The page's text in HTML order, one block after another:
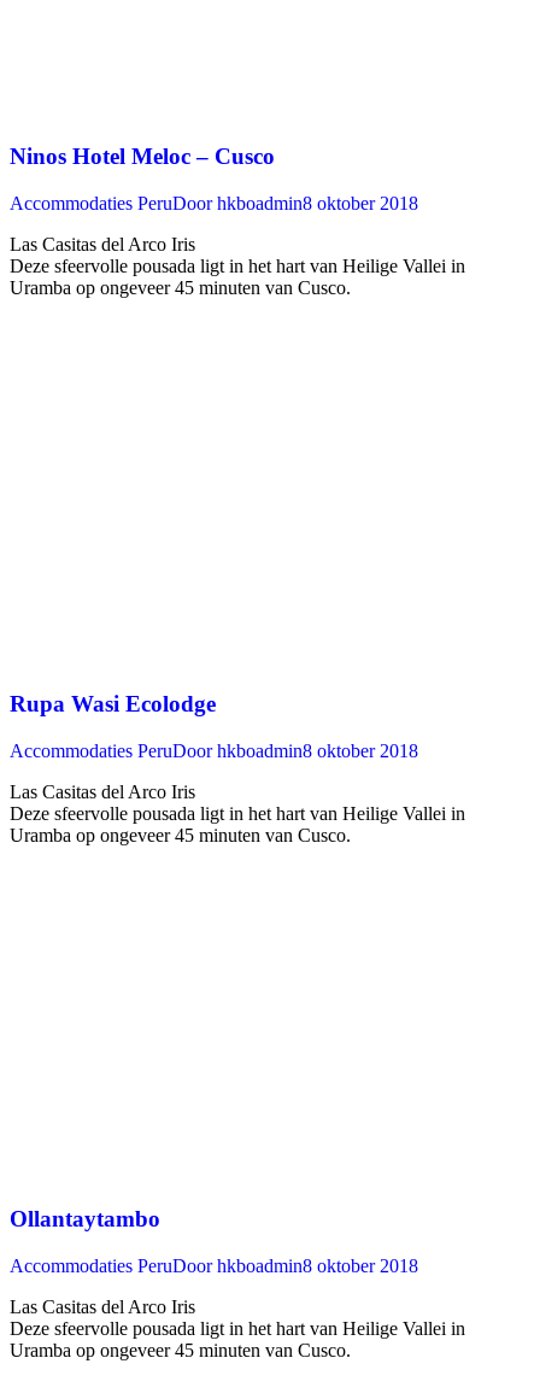
Ninos Hotel Meloc – Cusco
Accommodaties PeruDoorhkboadmin8 oktober 2018
Las Casitas del Arco Iris
Deze sfeervolle pousada ligt in het hart van Heilige Vallei in
Uramba op ongeveer 45 minuten van Cusco. ‍
Rupa Wasi Ecolodge
Accommodaties PeruDoorhkboadmin8 oktober 2018
Las Casitas del Arco Iris
Deze sfeervolle pousada ligt in het hart van Heilige Vallei in
Uramba op ongeveer 45 minuten van Cusco. ‍
Ollantaytambo
Accommodaties PeruDoorhkboadmin8 oktober 2018
Las Casitas del Arco Iris
Deze sfeervolle pousada ligt in het hart van Heilige Vallei in
Uramba op ongeveer 45 minuten van Cusco. ‍